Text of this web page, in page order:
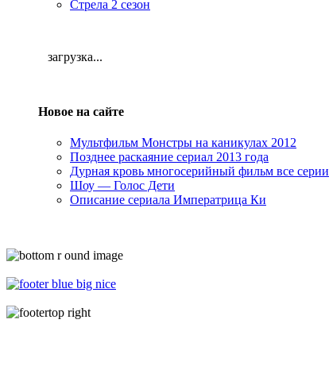
Стрела 2 сезон
загрузка...
Новое на сайте
Мультфильм Монстры на каникулах 2012
Позднее раскаяние сериал 2013 года
Дурная кровь многосерийный фильм все серии
Шоу — Голос Дети
Описание сериала Императрица Ки